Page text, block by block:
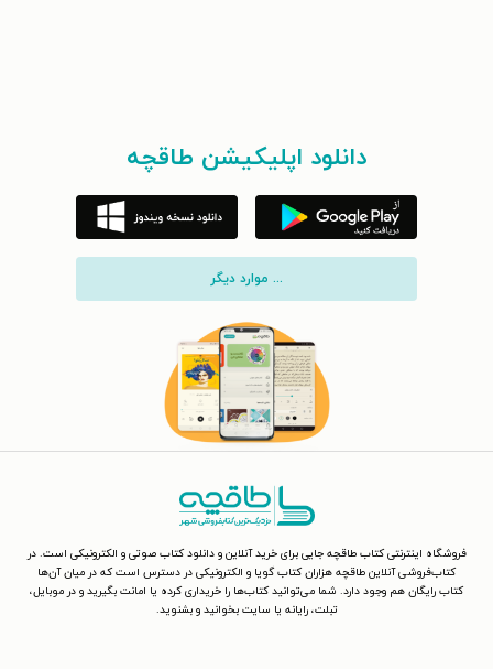
دانلود اپلیکیشن طاقچه
... موارد دیگر
فروشگاه اینترنتی کتاب طاقچه جایی برای خرید آنلاین و دانلود کتاب صوتی و الکترونیکی است. در
کتاب‌فروشی آنلاین طاقچه هزاران کتاب گویا و الکترونیکی در دسترس است که در میان آن‌ها
کتاب رایگان هم وجود دارد. شما می‌توانید کتاب‌ها را خریداری کرده یا امانت بگیرید و در موبایل،
تبلت، رایانه یا سایت بخوانید و بشنوید.